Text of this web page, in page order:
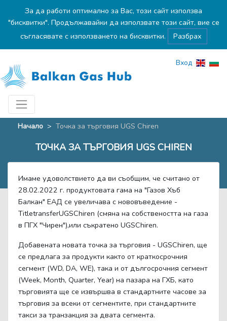
За да работи оптимално за Вас, този сайт използва
"бисквитки". Продължавайки да използвате този сайт, вие се
съгласявате с използването на бисквитки.
Разбрах
Вход
Начало > Точка за търговия UGS Chiren
ТОЧКА ЗА ТЪРГОВИЯ UGS CHIREN
Имаме удоволствието да ви съобщим, че считано от
28.02.2022 г. продуктовата гама на "Газов Хъб
Балкан" ЕАД се увеличава с нововъведение -
TitletransferUGSChiren (смяна на собствеността на газа
в ПГХ "Чирен"),или съкратено UGSChiren.
Добавената новата точка за търговия - UGSChiren, ще
се предлага за продукти както от краткосрочния
сегмент (WD, DA, WE), така и от дългосрочния сегмент
(Week, Month, Quarter, Year) на пазара на ГХБ, като
търговията ще се извършва в стандартните часове за
търговия за всеки от сегментите, при стандартните
такси за транзакция за двата сегмента.